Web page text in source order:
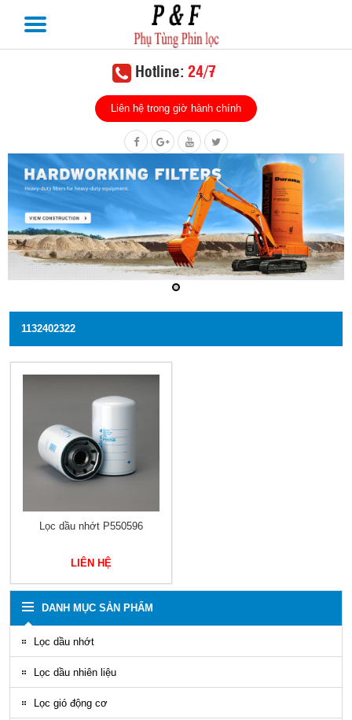
Hotline: 24/7
Liên hệ trong giờ hành chính
1132402322
Lọc dầu nhớt P550596
LIÊN HỆ
DANH MỤC SẢN PHẨM
Lọc dầu nhớt
Lọc dầu nhiên liệu
Lọc gió động cơ